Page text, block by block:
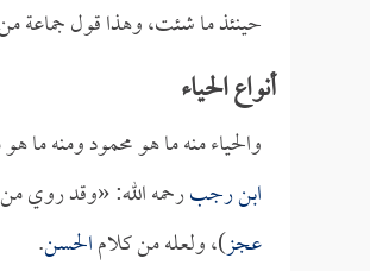
حينئذ ما شئت، وهذا قول جماعة
أنواع الحياء
والحياء منه ما هو محمود ومنه
ابن رجبرحمه الله: «وقد روي
عجز)، ولعله من كلامالحسن.